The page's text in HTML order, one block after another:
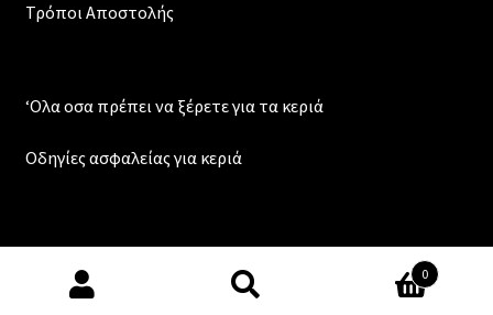
Τρόποι Αποστολής
‘Ολα οσα πρέπει να ξέρετε για τα κεριά
Οδηγίες ασφαλείας για κεριά
Copyright © 2025 Candles and more - Κερασούντος 21, T.K.
551 31, Θεσσαλονίκη. Τηλ: 2310-410952
Αναζήτηση
Αναζήτηση
0